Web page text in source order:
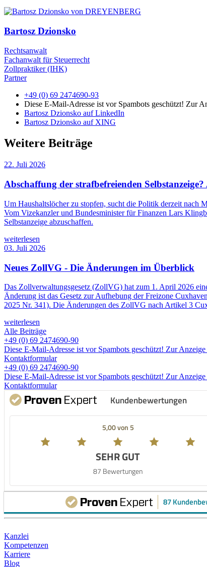
Bartosz Dzionsko
Rechtsanwalt
Fachanwalt für Steuerrecht
Zollpraktiker (IHK)
Partner
+49 (0) 69 2474690-93
Diese E-Mail-Adresse ist vor Spambots geschützt! Zur
Bartosz Dzionsko auf LinkedIn
Bartosz Dzionsko auf XING
Weitere Beiträge
22. Juli 2026
Abschaffung der strafbefreienden
Um Haushaltslöcher zu stopfen, sucht die Politik derzeit nach
Vom Vizekanzler und Bundesminister für Finanzen Lars
Selbstanzeige abzuschaffen.
weiterlesen
03. Juli 2026
Neues ZollVG - Die Änderungen im Überblick
Das Zollverwaltungsgesetz (ZollVG) hat zum 1. April 2026
Änderung ist das Gesetz zur Aufhebung der Freizone
2025 Nr. 341). Die Änderungen des ZollVG nach Artikel 3
weiterlesen
Alle Beiträge
+49 (0) 69 2474690-90
Diese E-Mail-Adresse ist vor Spambots geschützt! Zur Anzeige
Kontaktformular
+49 (0) 69 2474690-90
Diese E-Mail-Adresse ist vor Spambots geschützt! Zur Anzeige
Kontaktformular
Kundenbewertungen
5,00 von 5
SEHR GUT
87 Bewertungen
87
Kanzlei
Kompetenzen
Karriere
Blog